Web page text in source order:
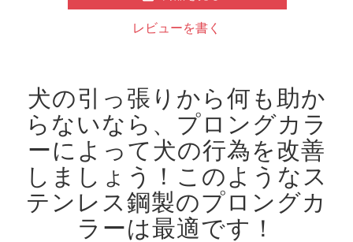
レビューを書く
犬の引っ張りから何も助か
らないなら、プロングカラ
ーによって犬の行為を改善
しましょう！ このようなス
テンレス鋼製のプロングカ
ラーは最適です！